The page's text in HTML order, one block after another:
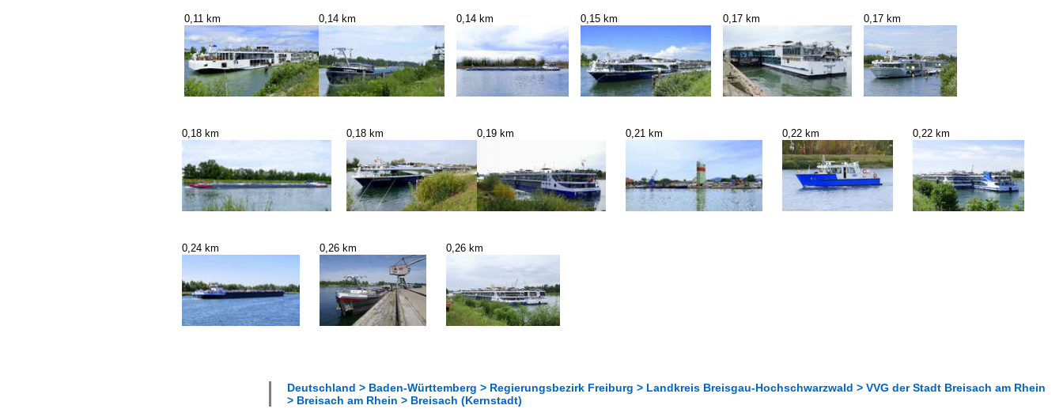
0,11 km 0,14 km 0,14 km 0,15 km 0,17 km 0,17 km
0,18 km 0,18 km 0,19 km 0,21 km 0,22 km 0,22 km
0,24 km 0,26 km 0,26 km
Deutschland > Baden-Württemberg > Regierungsbezirk Freiburg > Landkreis Breisgau-Hochschwarzwald > VVG der Stadt Breisach am Rhein
> Breisach am Rhein > Breisach (Kernstadt)